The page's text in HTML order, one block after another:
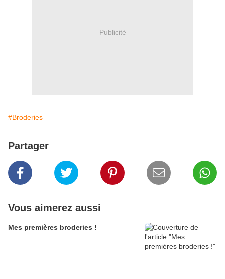
Publicité
#Broderies
Partager
Vous aimerez aussi
Mes premières broderies !